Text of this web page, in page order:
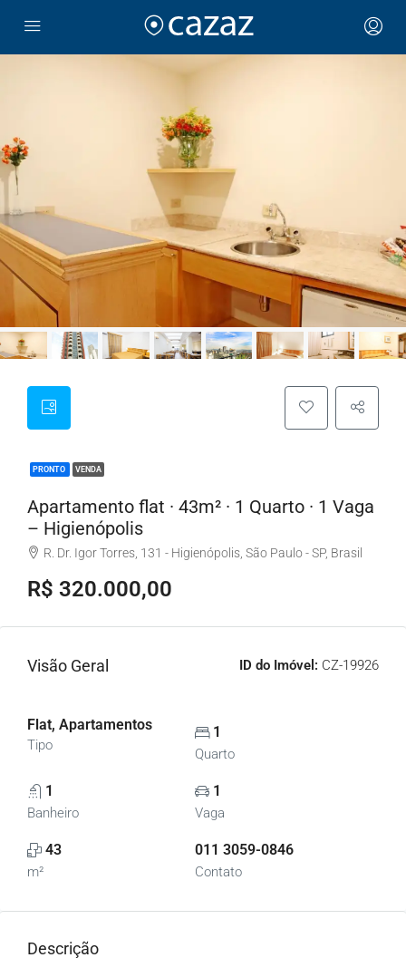
PRONTO VENDA
Apartamento flat · 43m² · 1 Quarto · 1 Vaga
– Higienópolis
R. Dr. Igor Torres, 131 - Higienópolis, São Paulo - SP, Brasil
R$ 320.000,00
Visão Geral ID do Imóvel: CZ-19926
Flat, Apartamentos
Tipo
1
Quarto
1
Banheiro
1
Vaga
43
m²
011 3059-0846
Contato
Descrição